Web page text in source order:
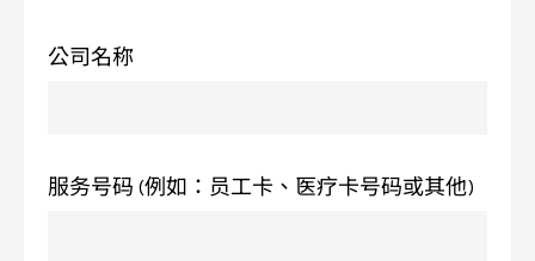
公司名称
服务号码 (例如：员工卡、医疗卡号码或其他)